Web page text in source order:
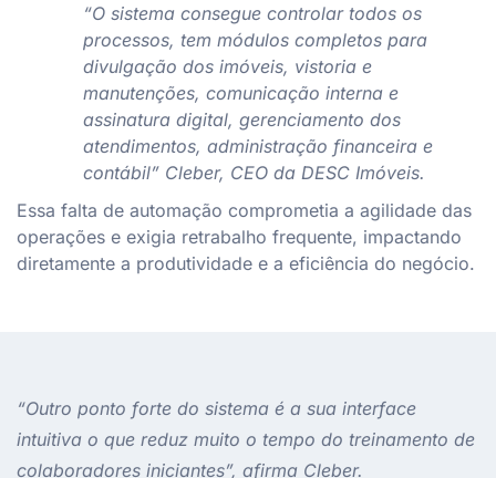
“O sistema consegue controlar todos os
processos, tem módulos completos para
divulgação dos imóveis, vistoria e
manutenções, comunicação interna e
assinatura digital, gerenciamento dos
atendimentos, administração financeira e
contábil” Cleber, CEO da DESC Imóveis.
Essa falta de automação comprometia a agilidade das
operações e exigia retrabalho frequente, impactando
diretamente a produtividade e a eficiência do negócio.
“Outro ponto forte do sistema é a sua interface
intuitiva o que reduz muito o tempo do treinamento de
colaboradores iniciantes”, afirma Cleber.